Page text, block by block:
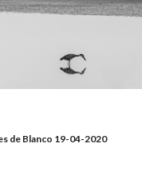
de Blanco 19-04-2020